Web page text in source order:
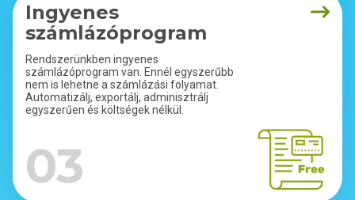
Ingyenes
számlázóprogram
Rendszerünkben ingyenes
számlázóprogram van. Ennél egyszerűbb
nem is lehetne a számlázási folyamat.
Automatizálj, exportálj, adminisztrálj
egyszerűen és költségek nélkül.
03